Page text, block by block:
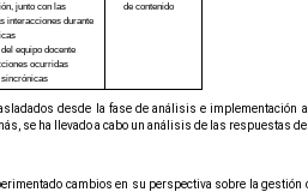
junto con las
interacciones durante
equipo docente
ocurridas
sincrónicas
de contenido
desde la fase de análisis e
se ha llevado a cabo un análisis de las respuestas
cambios en su perspectiva sobre la